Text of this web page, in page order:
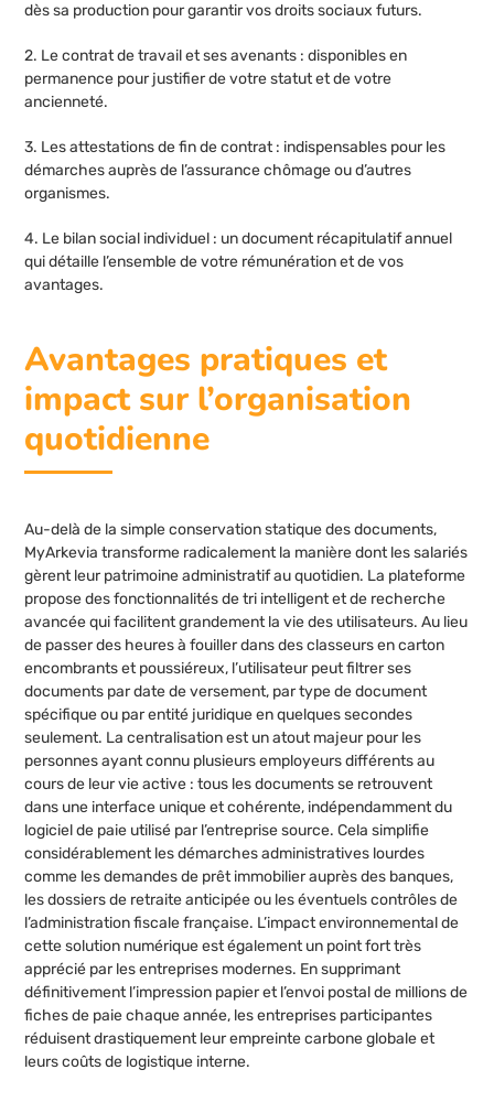
dès sa production pour garantir vos droits sociaux futurs.
2. Le contrat de travail et ses avenants : disponibles en
permanence pour justifier de votre statut et de votre
ancienneté.
3. Les attestations de fin de contrat : indispensables pour les
démarches auprès de l’assurance chômage ou d’autres
organismes.
4. Le bilan social individuel : un document récapitulatif annuel
qui détaille l’ensemble de votre rémunération et de vos
avantages.
Avantages pratiques et
impact sur l’organisation
quotidienne
Au-delà de la simple conservation statique des documents,
MyArkevia transforme radicalement la manière dont les salariés
gèrent leur patrimoine administratif au quotidien. La plateforme
propose des fonctionnalités de tri intelligent et de recherche
avancée qui facilitent grandement la vie des utilisateurs. Au lieu
de passer des heures à fouiller dans des classeurs en carton
encombrants et poussiéreux, l’utilisateur peut filtrer ses
documents par date de versement, par type de document
spécifique ou par entité juridique en quelques secondes
seulement. La centralisation est un atout majeur pour les
personnes ayant connu plusieurs employeurs différents au
cours de leur vie active : tous les documents se retrouvent
dans une interface unique et cohérente, indépendamment du
logiciel de paie utilisé par l’entreprise source. Cela simplifie
considérablement les démarches administratives lourdes
comme les demandes de prêt immobilier auprès des banques,
les dossiers de retraite anticipée ou les éventuels contrôles de
l’administration fiscale française. L’impact environnemental de
cette solution numérique est également un point fort très
apprécié par les entreprises modernes. En supprimant
définitivement l’impression papier et l’envoi postal de millions de
fiches de paie chaque année, les entreprises participantes
réduisent drastiquement leur empreinte carbone globale et
leurs coûts de logistique interne.